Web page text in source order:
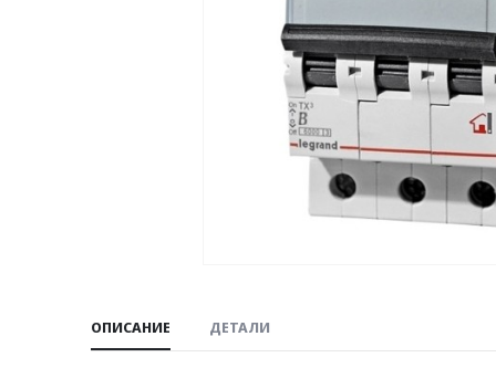
ОПИСАНИЕ ДЕТАЛИ